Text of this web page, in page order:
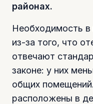
районах.
Необходимость в
из-за того, что
отвечают
законе: у них
общих
расположены в